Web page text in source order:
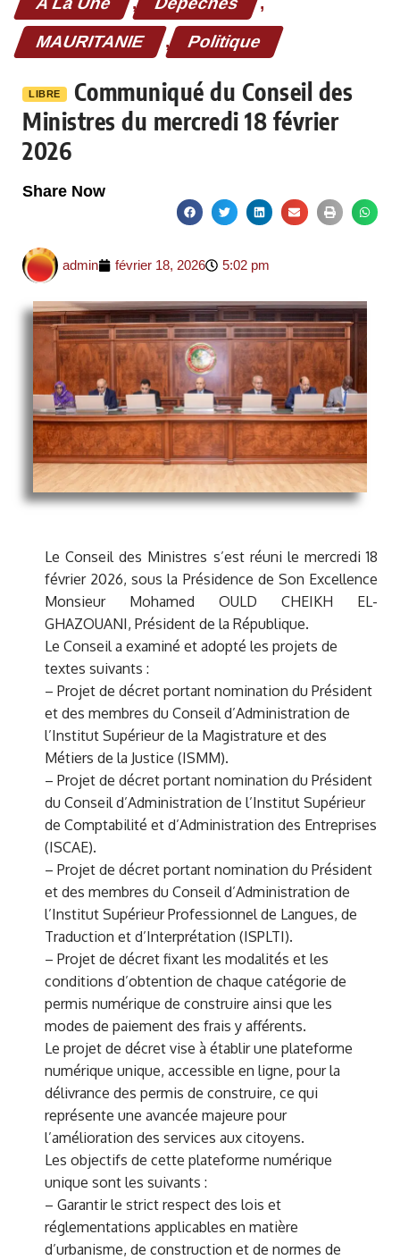
MAURITANIE , Politique
LIBRE
Communiqué du Conseil des
Ministres du mercredi 18 février
2026
Share Now
admin février 18, 2026 5:02 pm
Le Conseil des Ministres s’est réuni le mercredi 18
février 2026, sous la Présidence de Son Excellence
Monsieur Mohamed OULD CHEIKH EL-
GHAZOUANI, Président de la République.
Le Conseil a examiné et adopté les projets de
textes suivants :
– Projet de décret portant nomination du Président
et des membres du Conseil d’Administration de
l’Institut Supérieur de la Magistrature et des
Métiers de la Justice (ISMM).
– Projet de décret portant nomination du Président
du Conseil d’Administration de l’Institut Supérieur
de Comptabilité et d’Administration des Entreprises
(ISCAE).
– Projet de décret portant nomination du Président
et des membres du Conseil d’Administration de
l’Institut Supérieur Professionnel de Langues, de
Traduction et d’Interprétation (ISPLTI).
– Projet de décret fixant les modalités et les
conditions d’obtention de chaque catégorie de
permis numérique de construire ainsi que les
modes de paiement des frais y afférents.
Le projet de décret vise à établir une plateforme
numérique unique, accessible en ligne, pour la
délivrance des permis de construire, ce qui
représente une avancée majeure pour
l’amélioration des services aux citoyens.
Les objectifs de cette plateforme numérique
unique sont les suivants :
– Garantir le strict respect des lois et
réglementations applicables en matière
d’urbanisme, de construction et de normes de